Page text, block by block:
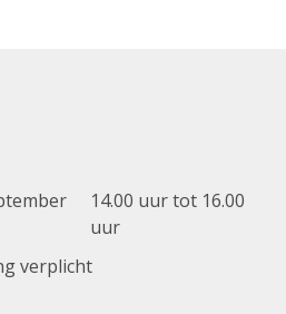
14.00 uur tot 16.00
uur
verplicht